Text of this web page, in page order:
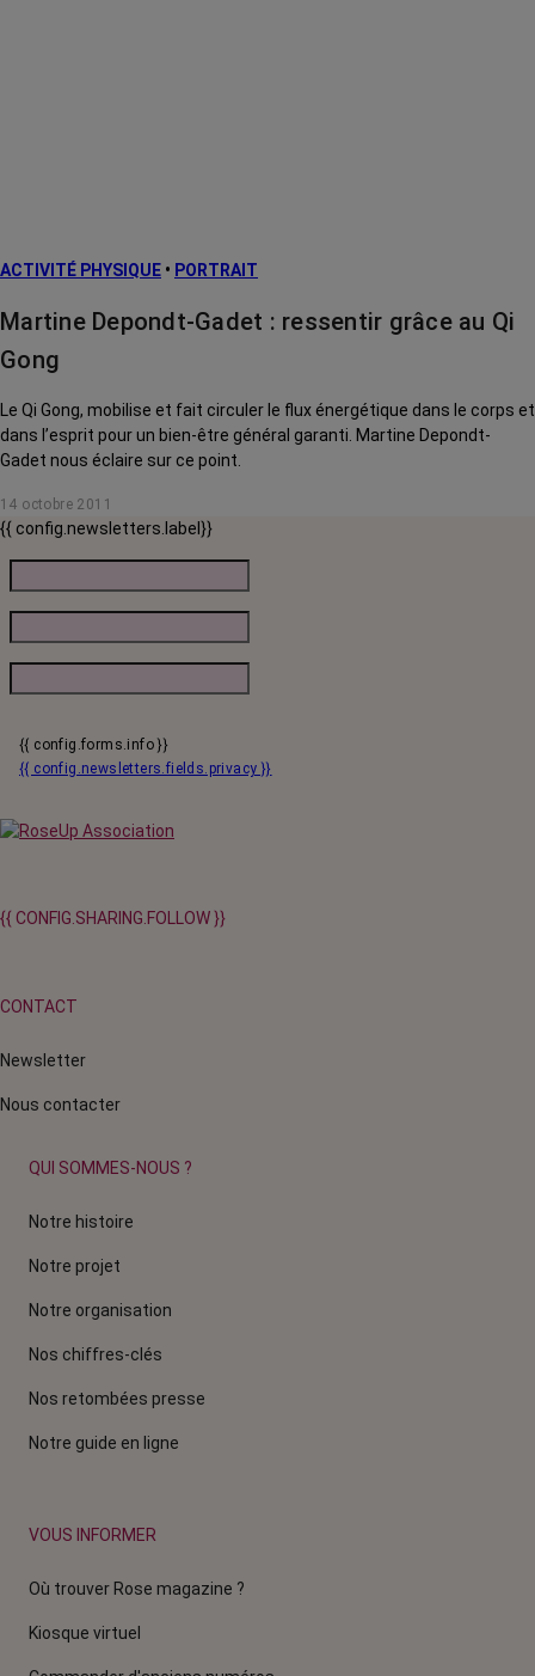
ACTIVITÉ PHYSIQUE • PORTRAIT
Martine Depondt-Gadet : ressentir grâce au Qi
Gong
Le Qi Gong, mobilise et fait circuler le flux énergétique dans le corps et
dans l’esprit pour un bien-être général garanti. Martine Depondt-
Gadet nous éclaire sur ce point.
14 octobre 2011
{{ config.newsletters.label}}
{{ config.forms.info }}
{{ config.newsletters.fields.privacy }}
{{ CONFIG.SHARING.FOLLOW }}
CONTACT
Newsletter
Nous contacter
QUI SOMMES-NOUS ?
Notre histoire
Notre projet
Notre organisation
Nos chiffres-clés
Nos retombées presse
Notre guide en ligne
VOUS INFORMER
Où trouver Rose magazine ?
Kiosque virtuel